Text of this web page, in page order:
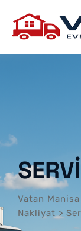
content
Vatan
Nakliyat >